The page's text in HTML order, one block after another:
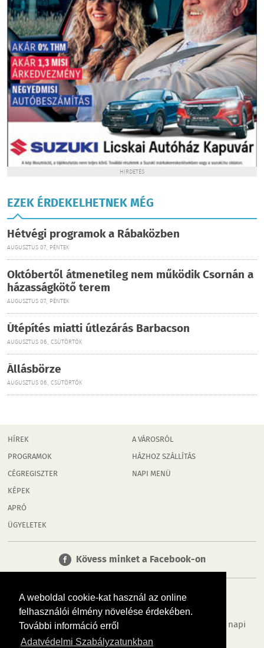
A weboldal cookie-kat használ az online
felhasználói élmény növelése érdekében.
További információ erről
Adatvédelmi Szabályzatunkban
HIRDETÉS
EZEK ÉRDEKELHETNEK MÉG
Hétvégi programok a Rábaközben
AUGUSZTUS 07., PÉNTEK
Októbertől átmenetileg nem működik Csornán a
házasságkötő terem
AUGUSZTUS 07., PÉNTEK
Útépítés miatti útlezárás Barbacson
AUGUSZTUS 06., CSÜTÖRTÖK
Állásbörze
AUGUSZTUS 06., CSÜTÖRTÖK
HÍREK
PROGRAMOK
CÉGREGISZTER
KÉPEK
APRÓ
ÜGYELETEK
A VÁROSRÓL
HÁZHOZ SZÁLLÍTÁS
NAPI MENÜ
Kövess minket a Facebook-on
Tudj meg többet városodról! Hírek, programok, képek, napi
menü, cégek…. és minden, ami Rábaköz